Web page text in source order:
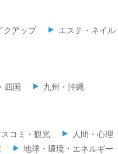
クアップ エステ・ネイ
四国 九州・沖縄
コミ・観光 人間・心理
地球・環境・エネルギー